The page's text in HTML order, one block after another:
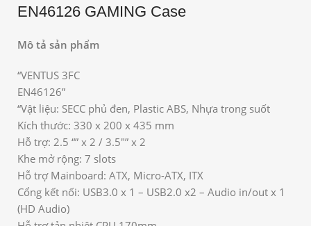
EN46126 GAMING Case
Mô tả sản phẩm
“VENTUS 3FC
EN46126”
“Vật liệu: SECC phủ đen, Plastic ABS, Nhựa trong suốt
Kích thước: 330 x 200 x 435 mm
Hỗ trợ: 2.5 “” x 2 / 3.5″” x 2
Khe mở rộng: 7 slots
Hỗ trợ Mainboard: ATX, Micro-ATX, ITX
Cổng kết nối: USB3.0 x 1 – USB2.0 x2 – Audio in/out x 1
(HD Audio)